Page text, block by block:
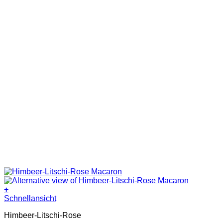
+
Dieses
weist
Schnellansicht
Himbeer-Litschi-Rose